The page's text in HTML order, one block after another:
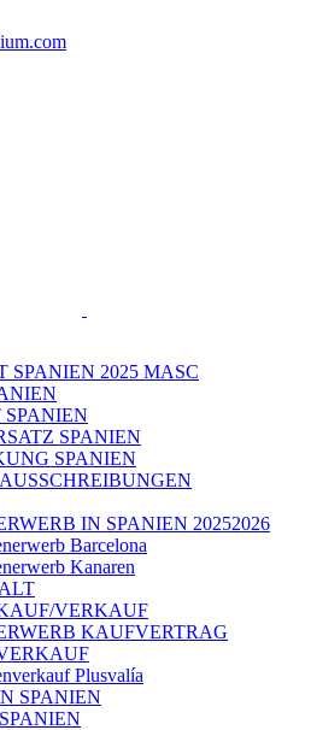
SPANIEN 2025 MASC
SPANIEN
SPANIEN
IN SPANIEN 20252026
Barcelona
Kanaren
VERKAUF
KAUFVERTRAG
Plusvalía
SPANIEN